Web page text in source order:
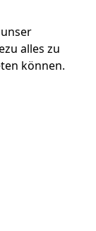
alles zu
können.